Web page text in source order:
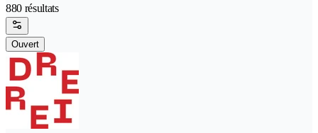
880 résultats
Ouvert